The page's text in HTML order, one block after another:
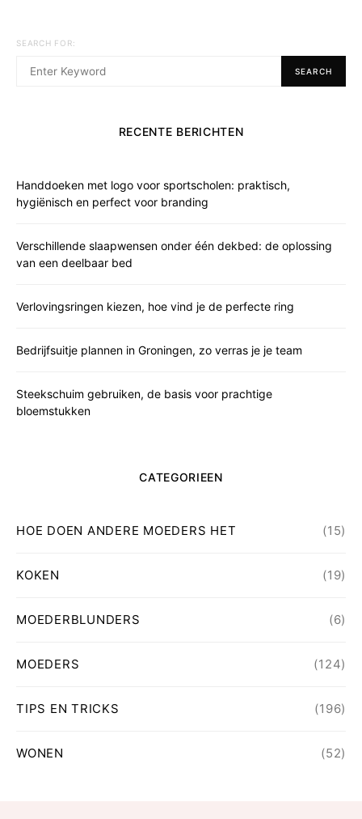
SEARCH FOR:
SEARCH
RECENTE BERICHTEN
Handdoeken met logo voor sportscholen: praktisch,
hygiënisch en perfect voor branding
Verschillende slaapwensen onder één dekbed: de oplossing
van een deelbaar bed
Verlovingsringen kiezen, hoe vind je de perfecte ring
Bedrijfsuitje plannen in Groningen, zo verras je je team
Steekschuim gebruiken, de basis voor prachtige
bloemstukken
CATEGORIEEN
HOE DOEN ANDERE MOEDERS HET (15)
KOKEN (19)
MOEDERBLUNDERS (6)
MOEDERS (124)
TIPS EN TRICKS (196)
WONEN (52)